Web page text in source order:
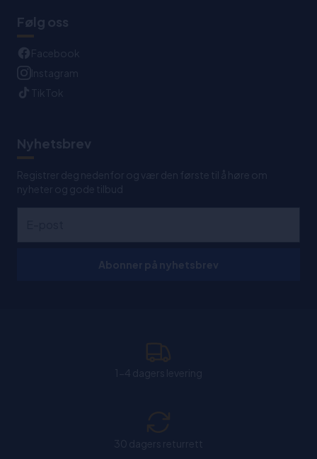
Følg oss
Facebook
Instagram
TikTok
Nyhetsbrev
Registrer deg nedenfor og vær den første til å høre om
nyheter og gode tilbud